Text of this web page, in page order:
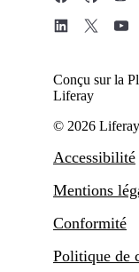
Conçu sur la
Liferay
© 2026
Accessibilité
Mentions
Conformité
Politique de